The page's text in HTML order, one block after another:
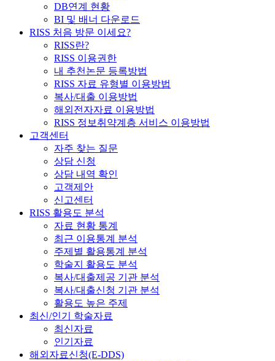
DB연계 현황
BI 및 배너 다운로드
RISS 처음 방문 이세요?
RISS란?
RISS 이용권한
내 추천논문 등록방법
RISS 자료 유형별 이용방법
복사/대출 이용방법
해외전자자료 이용방법
RISS 정보취약계층 서비스 이용방법
고객센터
자주 찾는 질문
상담 신청
상담 내역 확인
고객제안
신고센터
RISS 활용도 분석
자료 현황 통계
최근 이용통계 분석
주제별 활용통계 분석
학술지 활용도 분석
복사/대출제공 기관 분석
복사/대출신청 기관 분석
활용도 높은 주제
최신/인기 학술자료
최신자료
인기자료
해외자료신청(E-DDS)